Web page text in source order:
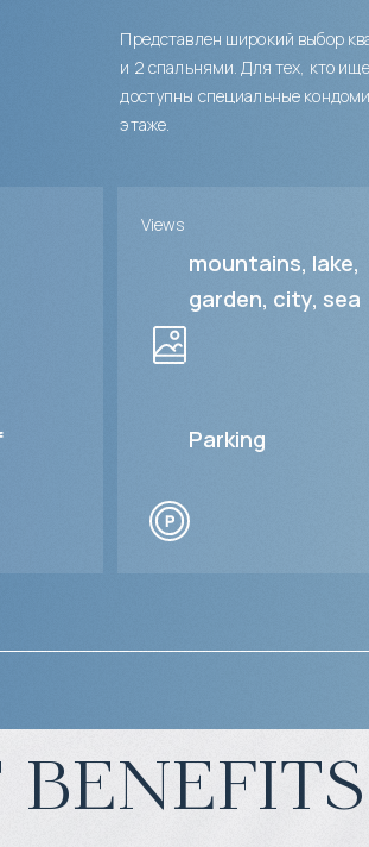
Представлен широкий выбор
и 2 спальнями. Для тех, кто
доступны специальные
этаже.
Views
mountains, lake,
garden, city, sea
Parking
benefits